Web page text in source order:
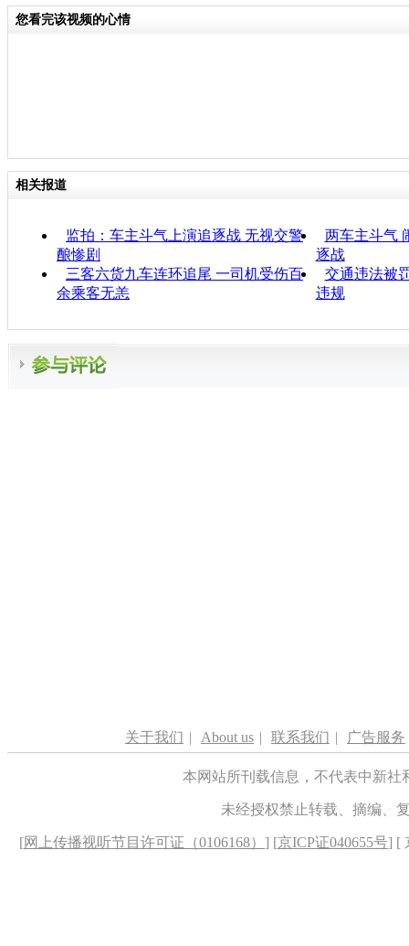
您看完该视频的心情
相关报道
监拍：车主斗气上演追逐战 无视交警
酿惨剧
两车主斗气
逐战
三客六货九车连环追尾 一司机受伤百
余乘客无恙
交通违法被
违规
关于我们 | About us | 联系我们 | 广告服务
本网站所刊载信息，不代表中新
未经授权禁止转载、摘编、
[网上传播视听节目许可证（0106168） ] [京ICP证040655号] [